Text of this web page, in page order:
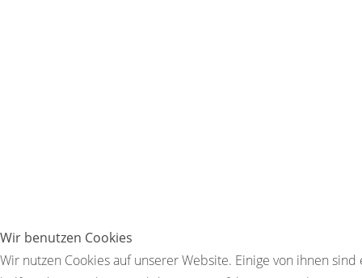
Wir benutzen Cookies
Wir nutzen Cookies auf unserer Website. Einige von ihnen